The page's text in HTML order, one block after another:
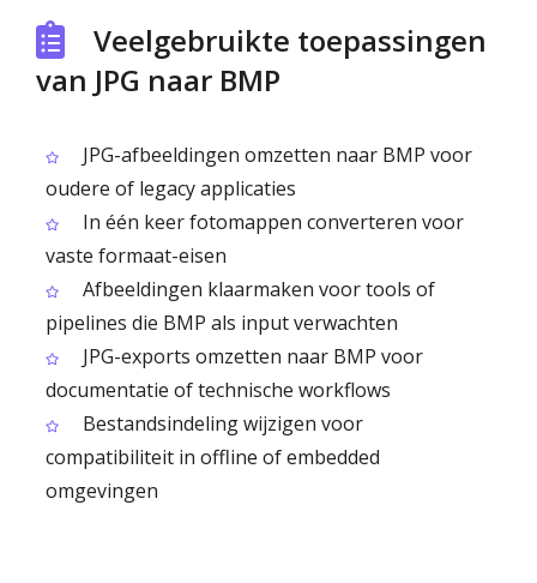
Veelgebruikte toepassingen
van JPG naar BMP
JPG-afbeeldingen omzetten naar BMP voor
oudere of legacy applicaties
In één keer fotomappen converteren voor
vaste formaat-eisen
Afbeeldingen klaarmaken voor tools of
pipelines die BMP als input verwachten
JPG-exports omzetten naar BMP voor
documentatie of technische workflows
Bestandsindeling wijzigen voor
compatibiliteit in offline of embedded
omgevingen